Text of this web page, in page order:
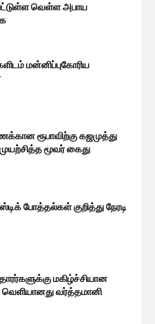
வெள்ள அபாய
மன்னிப்புகோரிய
ரூபாவிற்கு கஜமுத்து
மூவர் கைது
போத்தல்கள் குறித்து நேரடி
மகிழ்ச்சியான
: வெளியானது வர்த்தமானி